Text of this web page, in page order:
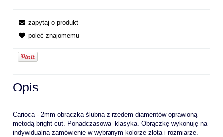
zapytaj o produkt
poleć znajomemu
Opis
Carioca - 2mm obrączka ślubna z rzędem diamentów oprawioną
metodą bright-cut. Ponadczasowa klasyka. Obrączkę wykonuję na
indywidualna zamówienie w wybranym kolorze złota i rozmiarze.